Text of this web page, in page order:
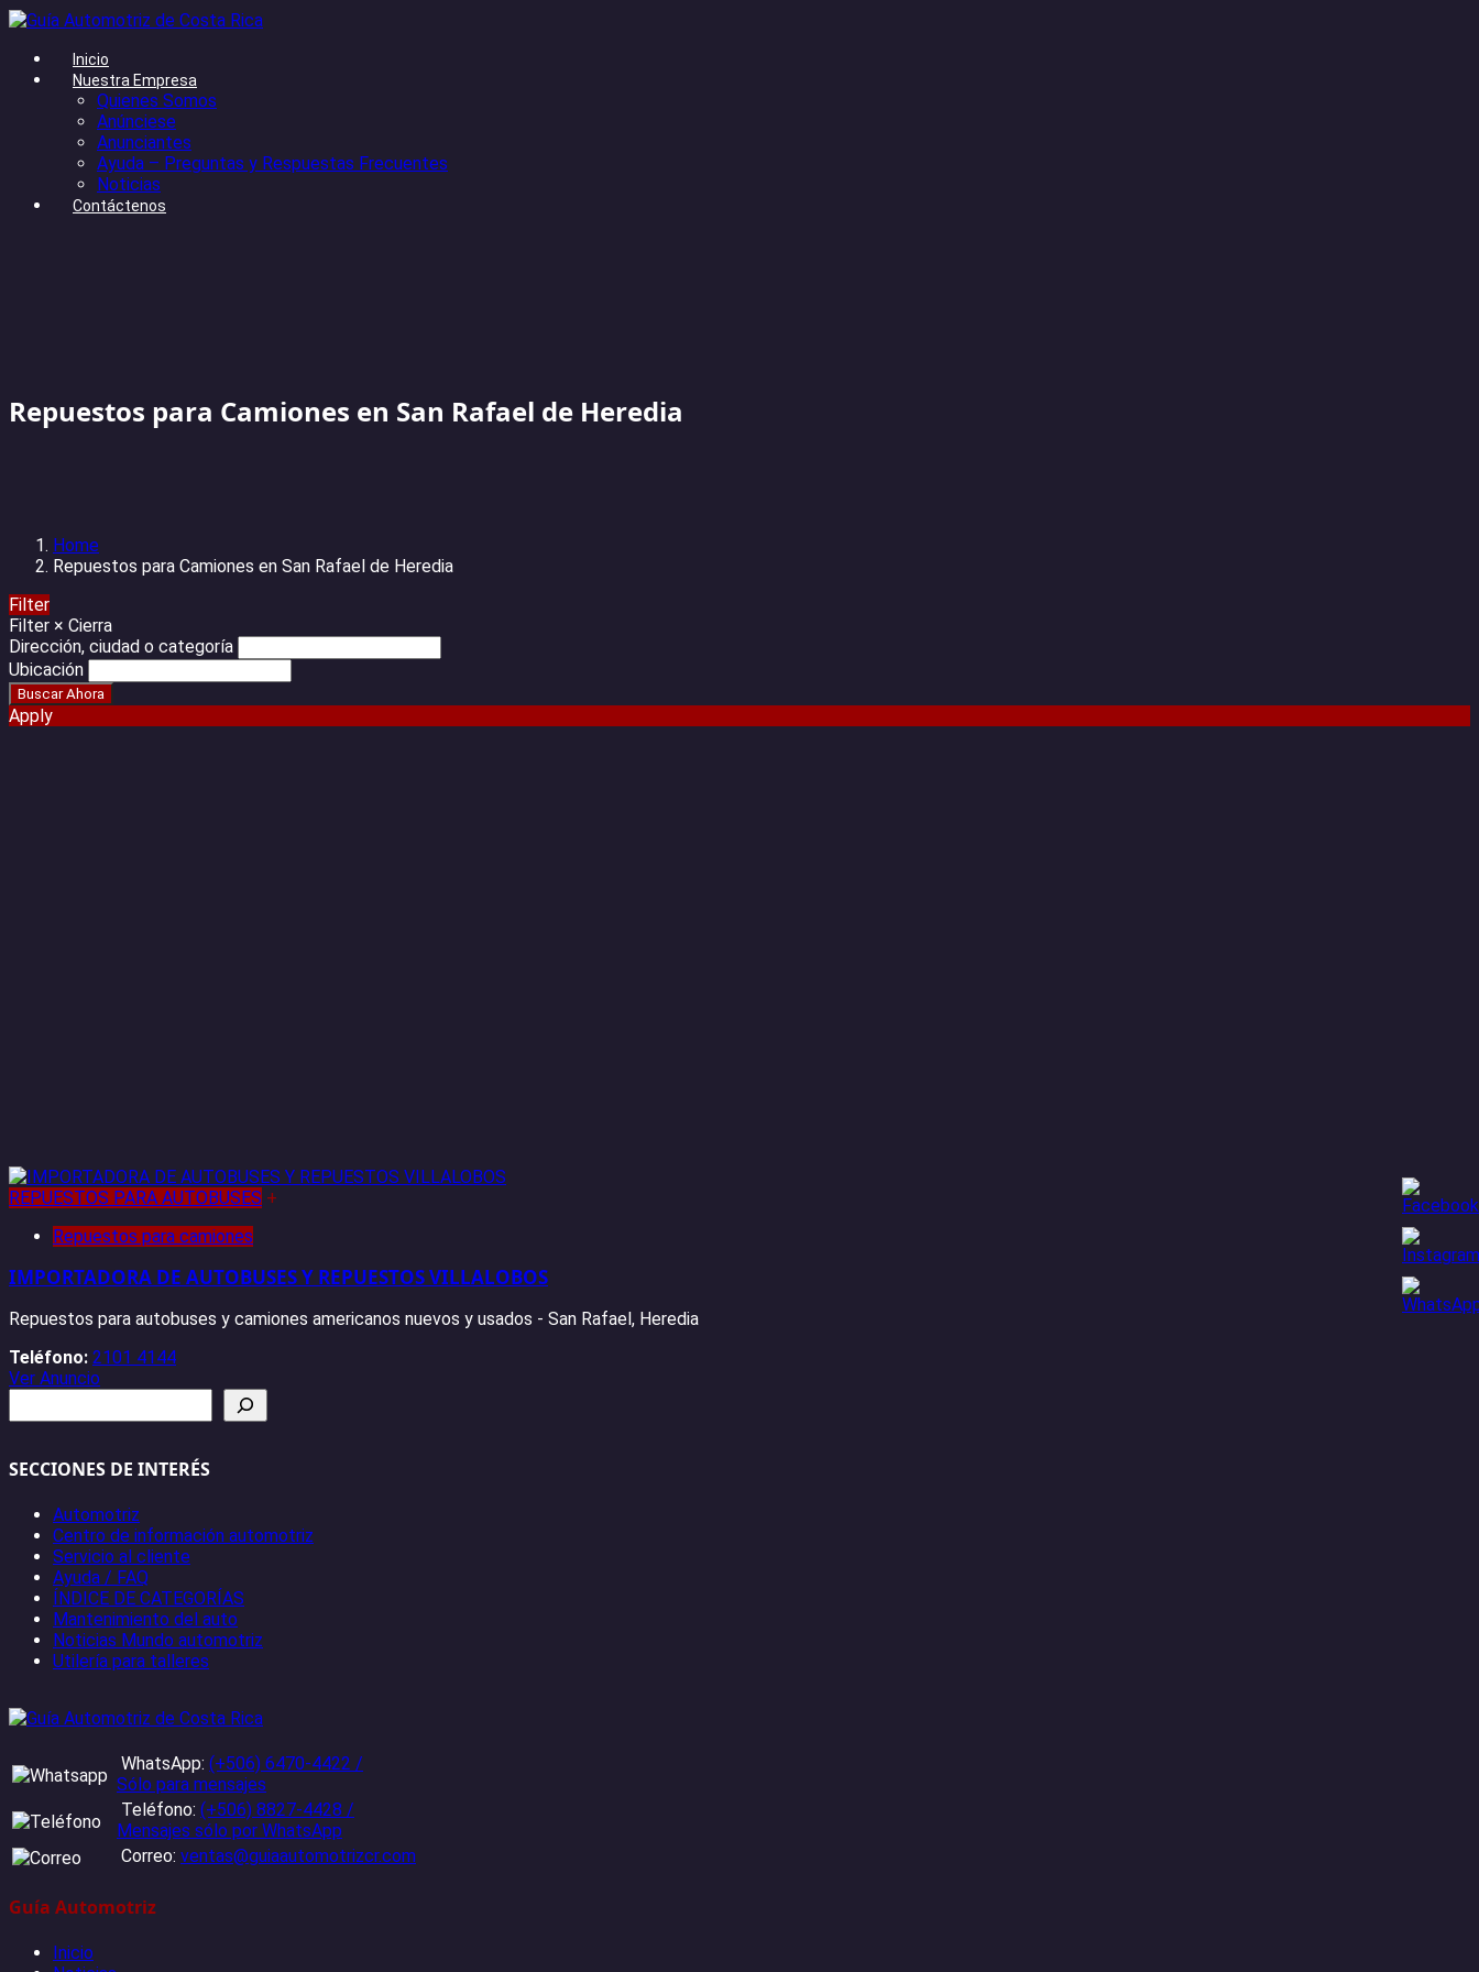
Inicio
Nuestra Empresa
Quienes Somos
Anúnciese
Anunciantes
Ayuda – Preguntas y Respuestas Frecuentes
Noticias
Contáctenos
Repuestos para Camiones en San Rafael de Heredia
Home
Repuestos para Camiones en San Rafael de Heredia
Filter
Filter × Cierra
Dirección, ciudad o categoría
Ubicación
Apply
REPUESTOS PARA AUTOBUSES +
Repuestos para camiones
IMPORTADORA DE AUTOBUSES Y REPUESTOS VILLALOBOS
Repuestos para autobuses y camiones americanos nuevos y usados - San Rafael, Heredia
Teléfono: 2101 4144
Ver Anuncio
SECCIONES DE INTERÉS
Automotriz
Centro de información automotriz
Servicio al cliente
Ayuda / FAQ
ÍNDICE DE CATEGORÍAS
Mantenimiento del auto
Noticias Mundo automotriz
Utilería para talleres
WhatsApp: (+506) 6470-4422 /
Sólo para mensajes
Teléfono: (+506) 8827-4428 /
Mensajes sólo por WhatsApp
Correo: ventas@guiaautomotrizcr.com
Guía Automotriz
Inicio